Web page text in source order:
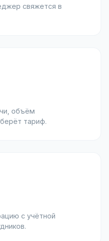
свяжется в
объём
тариф.
с учётной